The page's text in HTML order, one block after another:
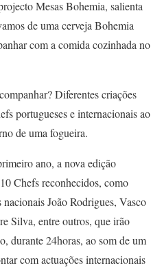
Mesas Bohemia, salienta
de uma cerveja Bohemia
com a comida cozinhada no
Diferentes criações
portugueses e internacionais ao
de uma fogueira.
ano, a nova edição
Chefs reconhecidos, como
João Rodrigues, Vasco
Silva, entre outros, que irão
durante 24horas, ao som de um
com actuações internacionais